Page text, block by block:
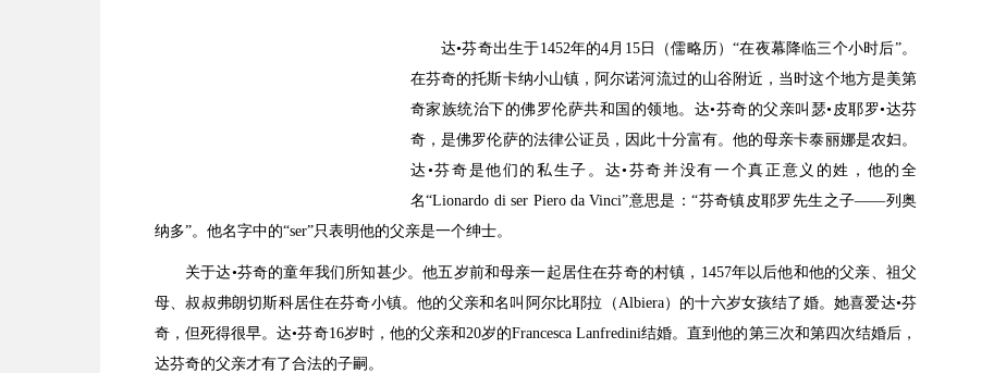
达•芬奇出生于1452年的4月15日（儒略历）“在夜幕降临三个小时后”。
在芬奇的托斯卡纳小山镇，阿尔诺河流过的山谷附近，当时这个地方是美第
奇家族统治下的佛罗伦萨共和国的领地。达•芬奇的父亲叫瑟•皮耶罗•达芬
奇，是佛罗伦萨的法律公证员，因此十分富有。他的母亲卡泰丽娜是农妇。
达•芬奇是他们的私生子。达•芬奇并没有一个真正意义的姓，他的全
名“Lionardo di ser Piero da Vinci”意思是：“芬奇镇皮耶罗先生之子——列奥
纳多”。他名字中的“ser”只表明他的父亲是一个绅士。
关于达•芬奇的童年我们所知甚少。他五岁前和母亲一起居住在芬奇的村镇，1457年以后他和他的父亲、祖父
母、叔叔弗朗切斯科居住在芬奇小镇。他的父亲和名叫阿尔比耶拉（Albiera）的十六岁女孩结了婚。她喜爱达•芬
奇，但死得很早。达•芬奇16岁时，他的父亲和20岁的Francesca Lanfredini结婚。直到他的第三次和第四次结婚后，
达芬奇的父亲才有了合法的子嗣。